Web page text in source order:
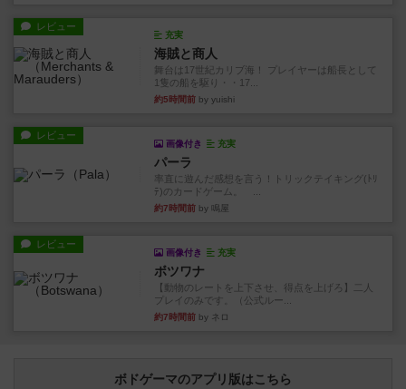
レビュー
充実
海賊と商人
舞台は17世紀カリブ海！ プレイヤーは船長として
1隻の船を駆り・・17...
約5時間前 by yuishi
レビュー
画像付き 充実
パーラ
率直に遊んだ感想を言う！トリックテイキング(ﾄﾘ
ﾃ)のカードゲーム。 ...
約7時間前 by 鳴屋
レビュー
画像付き 充実
ボツワナ
【動物のレートを上下させ、得点を上げろ】二人
プレイのみです。（公式ルー...
約7時間前 by ネロ
ボドゲーマのアプリ版はこちら